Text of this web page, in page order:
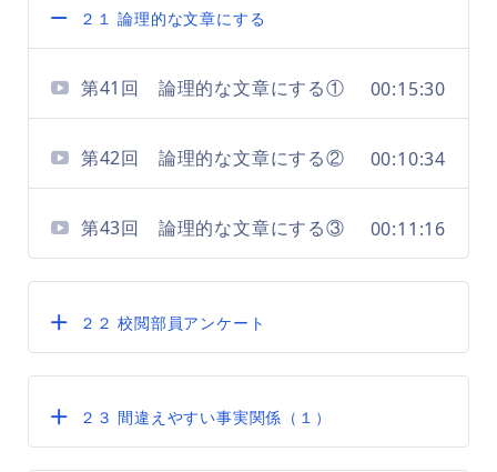
２１ 論理的な文章にする
第41回 論理的な文章にする① 00:15:30
第42回 論理的な文章にする② 00:10:34
第43回 論理的な文章にする③ 00:11:16
２２ 校閲部員アンケート
２３ 間違えやすい事実関係（１）